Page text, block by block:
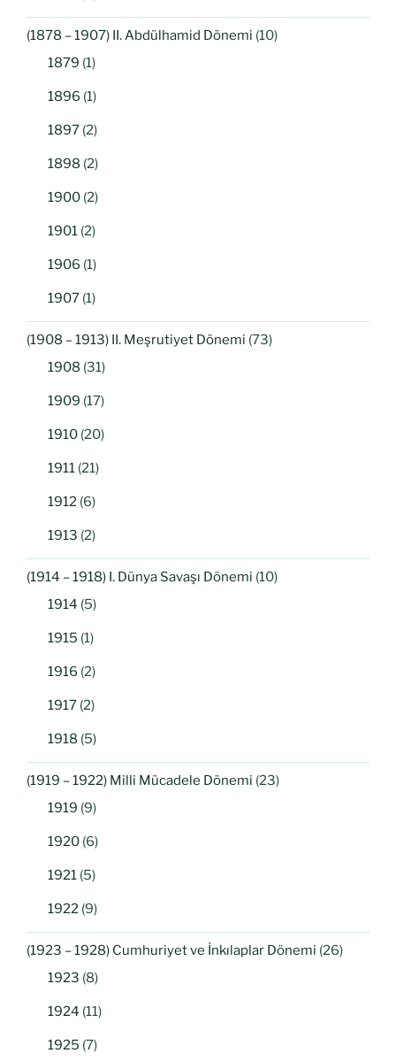
(1878 – 1907) II. Abdülhamid Dönemi (10)
1879 (1)
1896 (1)
1897 (2)
1898 (2)
1900 (2)
1901 (2)
1906 (1)
1907 (1)
(1908 – 1913) II. Meşrutiyet Dönemi (73)
1908 (31)
1909 (17)
1910 (20)
1911 (21)
1912 (6)
1913 (2)
(1914 – 1918) I. Dünya Savaşı Dönemi (10)
1914 (5)
1915 (1)
1916 (2)
1917 (2)
1918 (5)
(1919 – 1922) Milli Mücadele Dönemi (23)
1919 (9)
1920 (6)
1921 (5)
1922 (9)
(1923 – 1928) Cumhuriyet ve İnkılaplar Dönemi (26)
1923 (8)
1924 (11)
1925 (7)